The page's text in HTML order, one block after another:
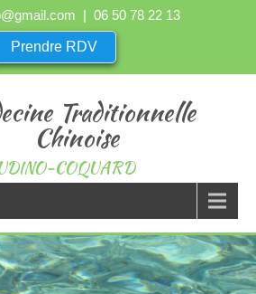
| 06 50 78 22 13
Prendre RDV
Traditionnelle
Chinoise
COQUARD